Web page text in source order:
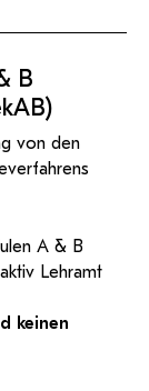
B
von den
A & B
Lehramt
keinen